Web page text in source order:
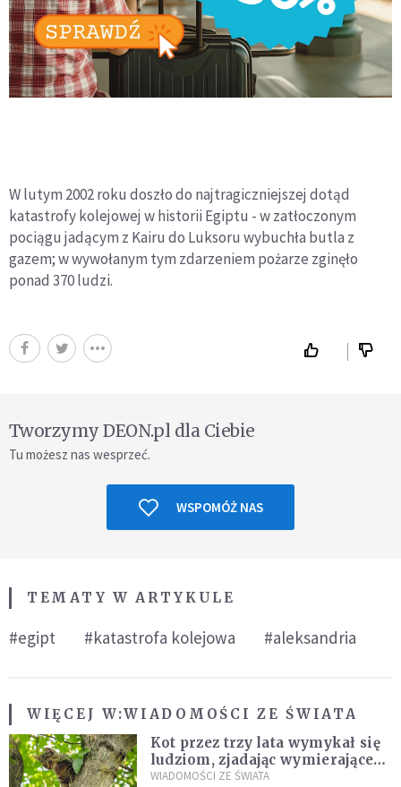
W lutym 2002 roku doszło do najtragiczniejszej dotąd
katastrofy kolejowej w historii Egiptu - w zatłoczonym
pociągu jadącym z Kairu do Luksoru wybuchła butla z
gazem; w wywołanym tym zdarzeniem pożarze zginęło
ponad 370 ludzi.
Tworzymy DEON.pl dla Ciebie
Tu możesz nas wesprzeć.
WSPOMÓŻ NAS
TEMATY W ARTYKULE
#egipt #katastrofa kolejowa #aleksandria
WIĘCEJ W:WIADOMOŚCI ZE ŚWIATA
Kot przez trzy lata wymykał się
ludziom, zjadając wymierające
kaczki. W końcu popełnił
WIADOMOŚCI ZE ŚWIATA